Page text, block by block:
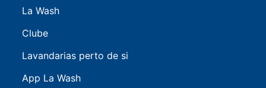
La Wash
Clube
Lavandarias perto de si
App La Wash